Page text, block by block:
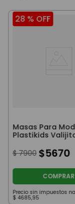
28 % OFF
Masas Para
Plastikids
Accesorios
$ 7900 $5670
COMPRAR
Precio sin impuestos
$ 4685,95